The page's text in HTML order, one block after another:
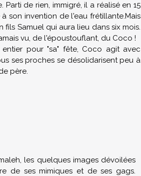
de rien, immigré, il a réalisé en 15
son invention de l'eau frétillante.Mais
Samuel qui aura lieu dans six mois.
vu, de l'époustouflant, du Coco !
pour "sa" fête, Coco agit avec
ses proches se désolidarisent peu à
père.
les quelques images dévoilées
de ses mimiques et de ses gags.